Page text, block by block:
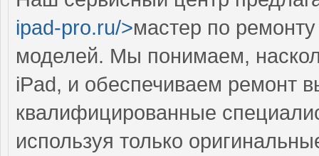
ipad-pro.ru/>мастер по
моделей. Мы понимаем,
iPad, и обеспечиваем ремонт
квалифицированные
используя только